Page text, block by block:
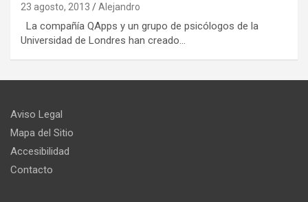
23 agosto, 2013 Alejandro
La compañía QApps y un grupo de psicólogos de la
Universidad de Londres han creado…
Aviso Legal
Mapa del Sitio
Accesibilidad
Contacto